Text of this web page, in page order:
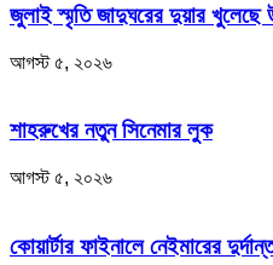
জুলাই স্মৃতি জাদুঘরের দুয়ার খুলেছে
আগস্ট ৫, ২০২৬
শাহরুখের নতুন সিনেমার লুক
আগস্ট ৫, ২০২৬
কোয়ার্টার ফাইনালে নেইমারের